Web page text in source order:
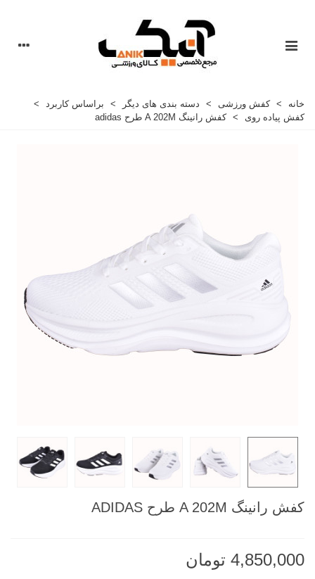
خانه > کفش ورزشی > دسته بندی های دیگر > براساس کاربرد
>
کفش پیاده روی
> کفش رانینگ A 202M طرح adidas
کفش رانینگ A 202M طرح ADIDAS
4,850,000 تومان